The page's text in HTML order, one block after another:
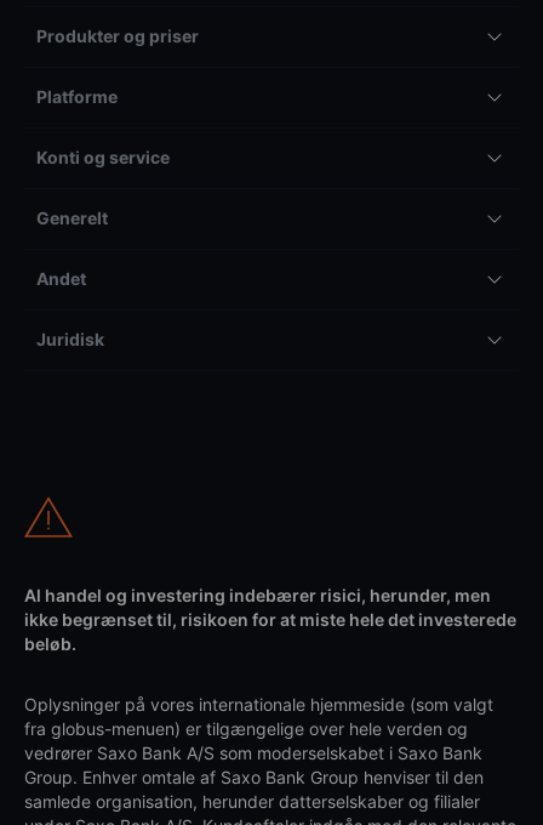
Produkter og priser
Platforme
Konti og service
Generelt
Andet
Juridisk
Al handel og investering indebærer risici, herunder, men
ikke begrænset til, risikoen for at miste hele det investerede
beløb.
Oplysninger på vores internationale hjemmeside (som valgt
fra globus-menuen) er tilgængelige over hele verden og
vedrører Saxo Bank A/S som moderselskabet i Saxo Bank
Group. Enhver omtale af Saxo Bank Group henviser til den
samlede organisation, herunder datterselskaber og filialer